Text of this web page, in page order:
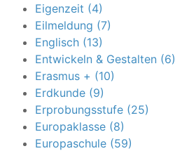
Eigenzeit (4)
Eilmeldung (7)
Englisch (13)
Entwickeln & Gestalten (6)
Erasmus + (10)
Erdkunde (9)
Erprobungsstufe (25)
Europaklasse (8)
Europaschule (59)